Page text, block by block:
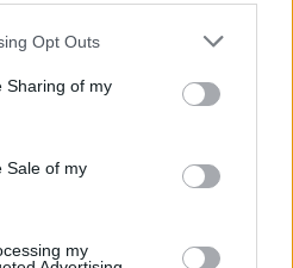
Opt Outs
Sharing of my
Sale of my
my